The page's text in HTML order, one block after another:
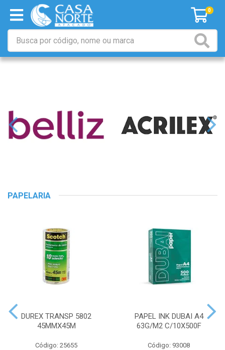
0
PAPELARIA
DUREX TRANSP 5802
45MMX45M
Código: 25655
PAPEL INK DUBAI A4
63G/M2 C/10X500F
Código: 93008